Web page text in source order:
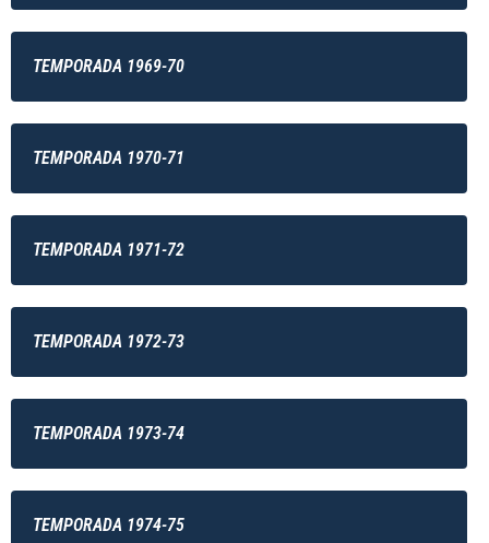
TEMPORADA 1969-70
TEMPORADA 1970-71
TEMPORADA 1971-72
TEMPORADA 1972-73
TEMPORADA 1973-74
TEMPORADA 1974-75